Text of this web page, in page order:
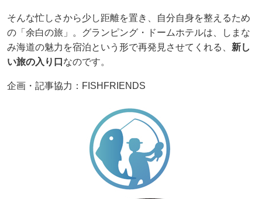
そんな忙しさから少し距離を置き、自分自身を整えるため
の「余白の旅」。グランピング・ドームホテルは、しまな
み海道の魅力を宿泊という形で再発見させてくれる、 新し
い旅の入り口 なのです。
企画・記事協力：FISHFRIENDS